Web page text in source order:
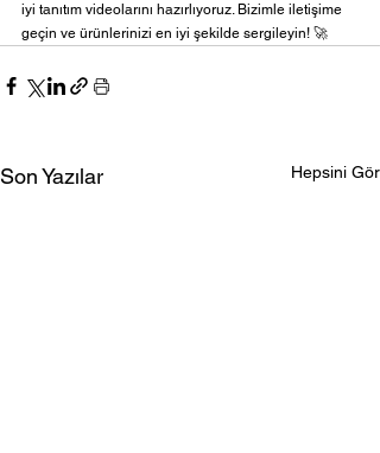
iyi tanıtım videolarını hazırlıyoruz. Bizimle iletişime
geçin ve ürünlerinizi en iyi şekilde sergileyin! 🚀
Son Yazılar Hepsini Gör